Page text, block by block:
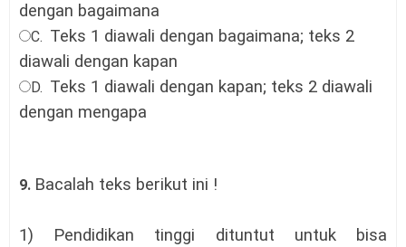
dengan bagaimana
C. Teks 1 diawali dengan bagaimana; teks 2
diawali dengan kapan
D. Teks 1 diawali dengan kapan; teks 2 diawali
dengan mengapa
9. Bacalah teks berikut ini !
1) Pendidikan tinggi dituntut untuk bisa